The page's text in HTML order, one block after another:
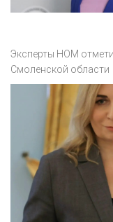
Эксперты НОМ
Смоленской области